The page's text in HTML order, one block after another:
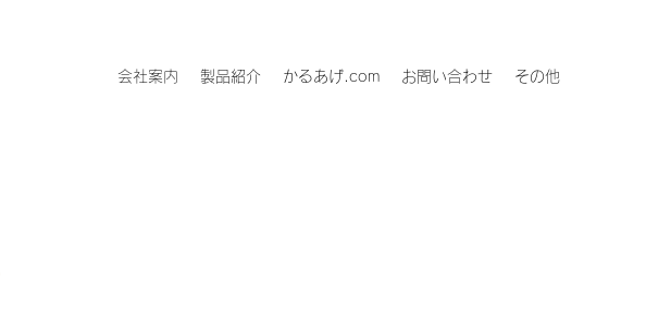
会社案内 製品紹介 かるあげ.com お問い合わせ その他